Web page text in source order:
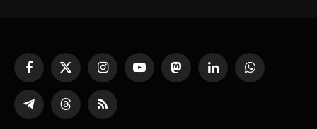
Facebook
X
(Twitter)
InstagramYouTubeMastodonLinkedInWhatsApp
Partager
sur
ThreadsRSS